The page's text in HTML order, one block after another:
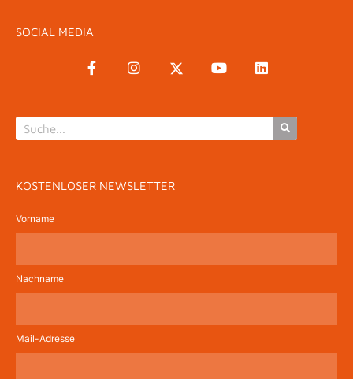
SOCIAL MEDIA
KOSTENLOSER NEWSLETTER
Vorname
Nachname
Mail-Adresse